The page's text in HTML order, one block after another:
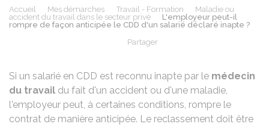
Accueil Mes démarches Travail - Formation
Maladie ou
accident du travail dans le secteur privé
L'employeur peut-il
rompre de façon anticipée le CDD d'un salarié déclaré inapte ?
Partager
Si un salarié en CDD est reconnu inapte par le médecin
du travail du fait d'un accident ou d'une maladie,
l'employeur peut, à certaines conditions, rompre le
contrat de manière anticipée. Le reclassement doit être